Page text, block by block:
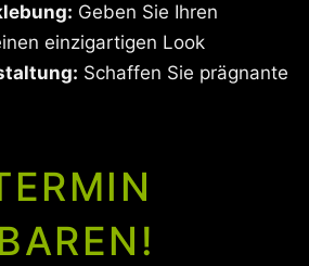
Geben Sie Ihren
einzigartigen Look
Schaffen Sie prägnante